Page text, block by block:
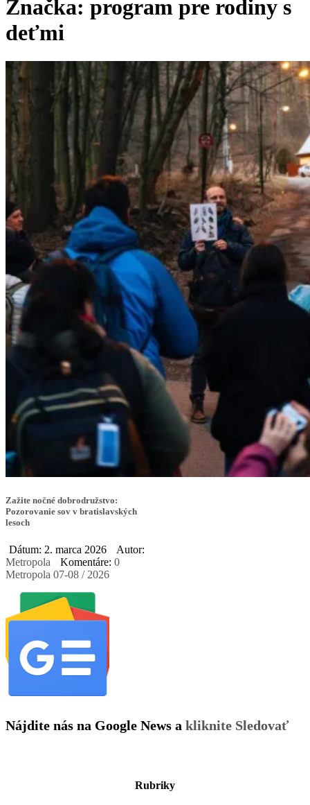
Značka: program pre rodiny s
deťmi
Zažite nočné dobrodružstvo:
Pozorovanie sov v bratislavských
lesoch
Dátum: 2. marca 2026
Autor:
Metropola
Komentáre: 0
Metropola 07-08 / 2026
Nájdite nás na Google News a kliknite Sledovať
Rubriky